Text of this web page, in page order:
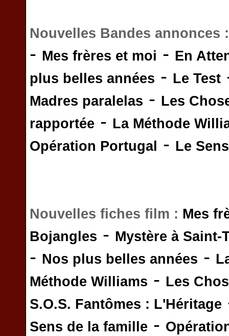
Nouvelles Bandes annonces
- Mes frères et moi - En
plus belles années - Le Test
Madres paralelas - Les
rapportée - La Méthode
Opération Portugal
- Le
Nouvelles fiches film : Mes
Bojangles - Mystère à Saint-
- Nos plus belles années -
Méthode Williams - Les
S.O.S. Fantômes : L'Héritage
Sens de la famille -